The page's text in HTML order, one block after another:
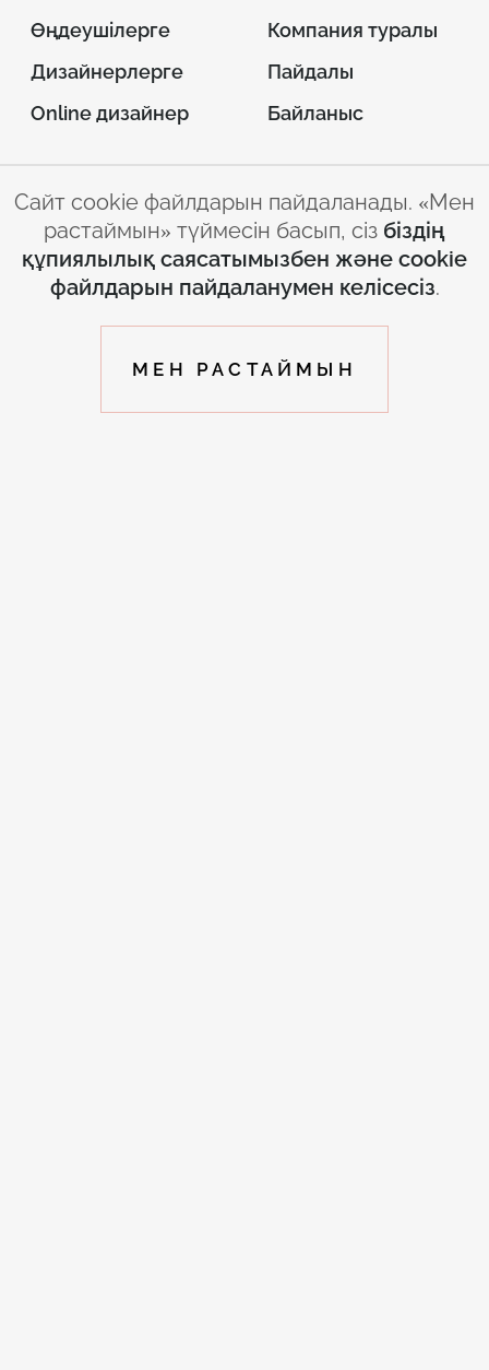
Өңдеушілерге
Дизайнерлерге
Online дизайнер
Компания туралы
Пайдалы
Байланыс
© 2026 INTERSTONE –
парақ жасанды тас
Сайтты пайдалану
Құпиялылық
Сайт cookie файлдарын пайдаланады. «Мен
растаймын» түймесін басып, сіз біздің
құпиялылық саясатымызбен және cookie
файлдарын пайдаланумен келісесіз.
МЕН РАСТАЙМЫН